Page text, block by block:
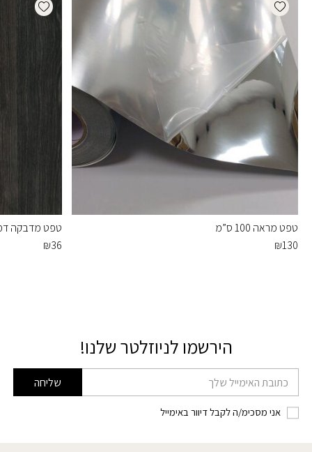
טפט מראה 100 ס”מ
₪130
טפט מדבקה
₪36
הירשמו לניוזלטר שלנו!
דוא׳׳ל שליחה
אני מסכימ/ה לקבל דיוור באימייל